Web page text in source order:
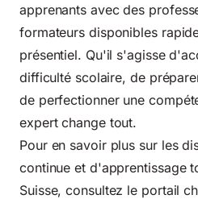
apprenants avec des
formateurs disponibles
présentiel. Qu'il s'agisse
difficulté scolaire, de
de perfectionner une
expert change tout.
Pour en savoir plus sur les
continue et d'apprentissage
Suisse, consultez le portail